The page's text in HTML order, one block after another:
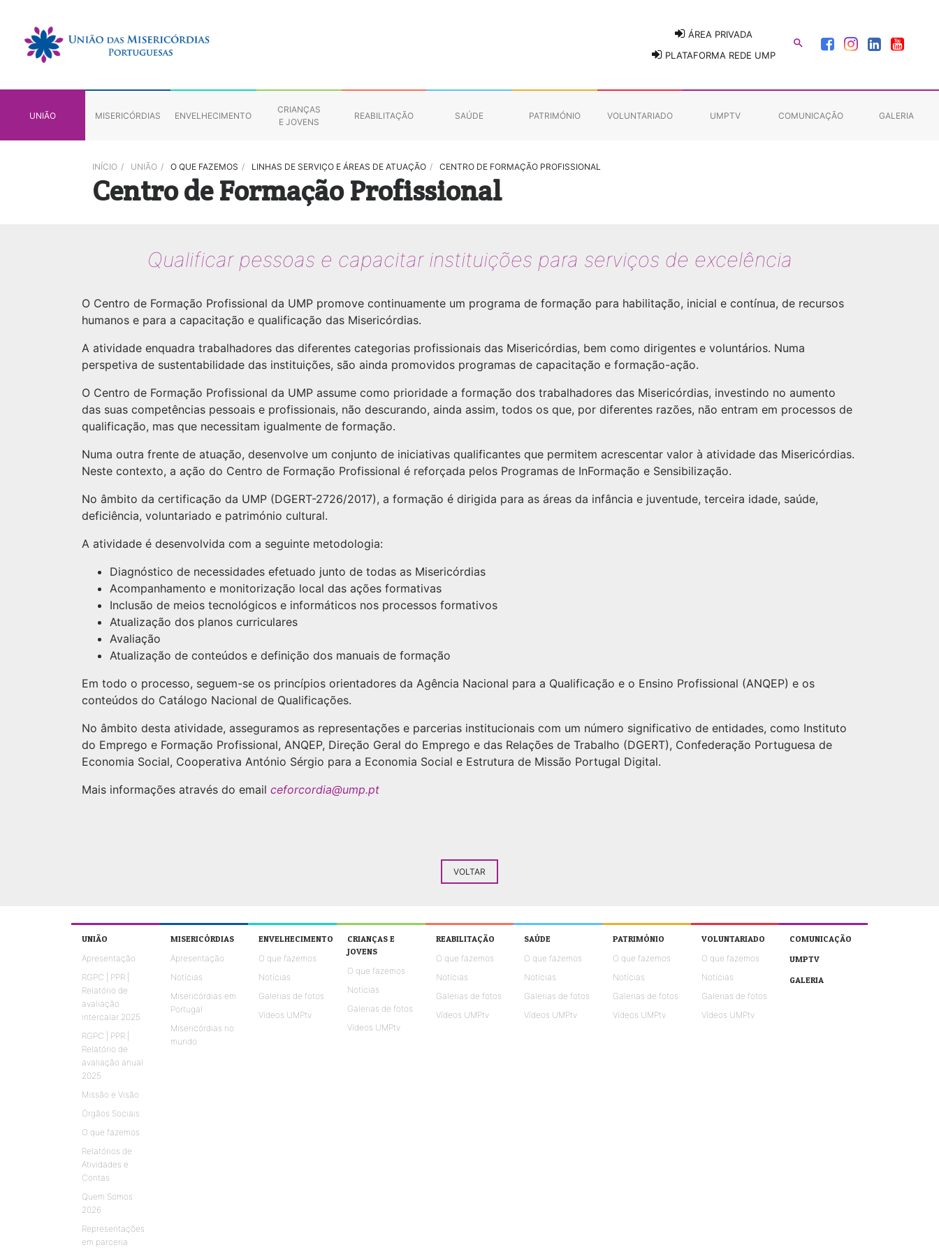
ÁREA PRIVADA
PLATAFORMA REDE UMP

UNIÃO MISERICÓRDIAS ENVELHECIMENTO
CRIANÇAS
E JOVENS
REABILITAÇÃO SAÚDE PATRIMÓNIO VOLUNTARIADO UMPTV COMUNICAÇÃO GALERIA
INÍCIO / UNIÃO / O QUE FAZEMOS / LINHAS DE SERVIÇO E ÁREAS DE ATUAÇÃO / CENTRO DE FORMAÇÃO PROFISSIONAL
Centro de Formação Profissional
Qualificar pessoas e capacitar instituições para serviços de excelência
O Centro de Formação Profissional da UMP promove continuamente um programa de formação para habilitação, inicial e contínua, de recursos
humanos e para a capacitação e qualificação das Misericórdias.
A atividade enquadra trabalhadores das diferentes categorias profissionais das Misericórdias, bem como dirigentes e voluntários. Numa
perspetiva de sustentabilidade das instituições, são ainda promovidos programas de capacitação e formação-ação.
O Centro de Formação Profissional da UMP assume como prioridade a formação dos trabalhadores das Misericórdias, investindo no aumento
das suas competências pessoais e profissionais, não descurando, ainda assim, todos os que, por diferentes razões, não entram em processos de
qualificação, mas que necessitam igualmente de formação.
Numa outra frente de atuação, desenvolve um conjunto de iniciativas qualificantes que permitem acrescentar valor à atividade das Misericórdias.
Neste contexto, a ação do Centro de Formação Profissional é reforçada pelos Programas de InFormação e Sensibilização.
No âmbito da certificação da UMP (DGERT-2726/2017), a formação é dirigida para as áreas da infância e juventude, terceira idade, saúde,
deficiência, voluntariado e património cultural.
A atividade é desenvolvida com a seguinte metodologia:
Diagnóstico de necessidades efetuado junto de todas as Misericórdias
Acompanhamento e monitorização local das ações formativas
Inclusão de meios tecnológicos e informáticos nos processos formativos
Atualização dos planos curriculares
Avaliação
Atualização de conteúdos e definição dos manuais de formação
Em todo o processo, seguem-se os princípios orientadores da Agência Nacional para a Qualificação e o Ensino Profissional (ANQEP) e os
conteúdos do Catálogo Nacional de Qualificações.
No âmbito desta atividade, asseguramos as representações e parcerias institucionais com um número significativo de entidades, como Instituto
do Emprego e Formação Profissional, ANQEP, Direção Geral do Emprego e das Relações de Trabalho (DGERT), Confederação Portuguesa de
Economia Social, Cooperativa António Sérgio para a Economia Social e Estrutura de Missão Portugal Digital.
Mais informações através do email ceforcordia@ump.pt
VOLTAR
UNIÃO
Apresentação
RGPC | PPR |
Relatório de
avaliação
intercalar 2025
RGPC | PPR |
Relatório de
avaliação anual
2025
Missão e Visão
Órgãos Sociais
O que fazemos
Relatórios de
Atividades e
Contas
Quem Somos
2026
Representações
em parceria
MISERICÓRDIAS
Apresentação
Notícias
Misericórdias em
Portugal
Misericórdias no
mundo
ENVELHECIMENTO
O que fazemos
Notícias
Galerias de fotos
Vídeos UMPtv
CRIANÇAS E
JOVENS
O que fazemos
Notícias
Galerias de fotos
Vídeos UMPtv
REABILITAÇÃO
O que fazemos
Notícias
Galerias de fotos
Vídeos UMPtv
SAÚDE
O que fazemos
Notícias
Galerias de fotos
Vídeos UMPtv
PATRIMÓNIO
O que fazemos
Notícias
Galerias de fotos
Vídeos UMPtv
VOLUNTARIADO
O que fazemos
Notícias
Galerias de fotos
Vídeos UMPtv
COMUNICAÇÃO
UMPTV
GALERIA